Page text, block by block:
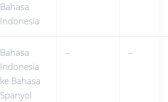
Bahasa
Indonesia
Bahasa
Indonesia
ke Bahasa
Spanyol
– –